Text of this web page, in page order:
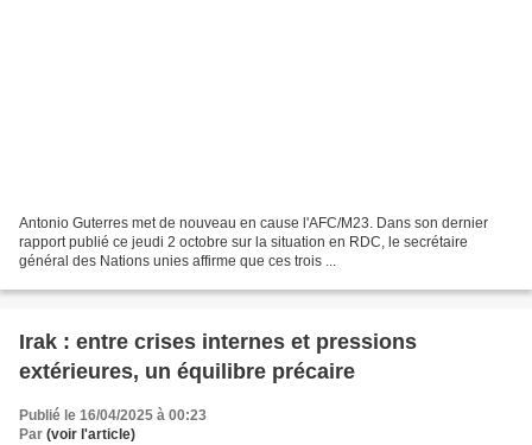
Antonio Guterres met de nouveau en cause l'AFC/M23. Dans son dernier
rapport publié ce jeudi 2 octobre sur la situation en RDC, le secrétaire
général des Nations unies affirme que ces trois ...
Irak : entre crises internes et pressions
extérieures, un équilibre précaire
Publié le 16/04/2025 à 00:23
Par (voir l'article)